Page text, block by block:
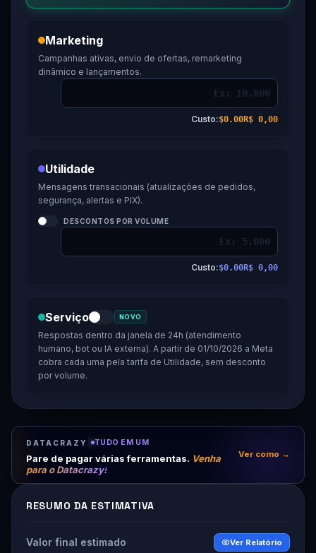
Marketing
Campanhas ativas, envio de ofertas, remarketing
dinâmico e lançamentos.
Custo:$0.00R$ 0,00
Utilidade
Mensagens transacionais (atualizações de pedidos,
segurança, alertas e PIX).
DESCONTOS POR VOLUME
Custo:$0.00R$ 0,00
Serviço NOVO
Respostas dentro da janela de 24h (atendimento
humano, bot ou IA externa). A partir de 01/10/2026 a Meta
cobra cada uma pela tarifa de Utilidade, sem desconto
por volume.
DATACRAZY TUDO EM UM
Pare de pagar várias ferramentas. Venha
para o Datacrazy!
Ver como →
RESUMO DA ESTIMATIVA
Valor final estimado Ver Relatório